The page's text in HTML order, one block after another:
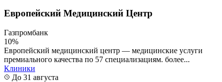
Европейский Медицинский Центр
Газпромбанк
10%
Европейский медицинский центр — медицинские услуги
премиального качества по 57 специализациям. более...
Клиники
До 31 августа